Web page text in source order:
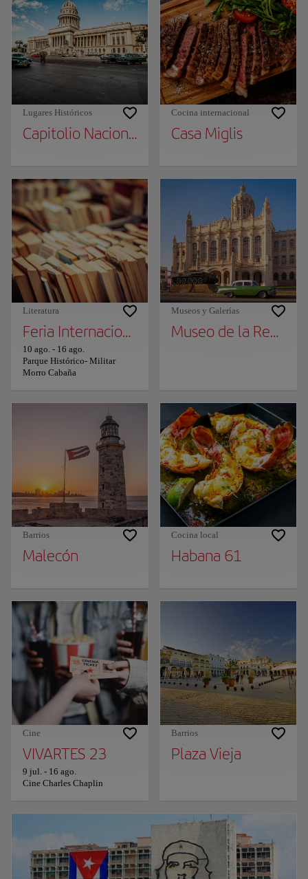
Lugares Históricos
Capitolio Nacional
Cocina internacional
Casa Miglis
Literatura
Feria Internacional del Libro de La Habana
10 ago. - 16 ago.
Parque Histórico- Militar
Morro Cabaña
Museos y Galerías
Museo de la
Barrios
Malecón
Cocina local
Habana 61
Cine
VIVARTES 23
9 jul. - 16 ago.
Cine Charles Chaplin
Barrios
Plaza Vieja